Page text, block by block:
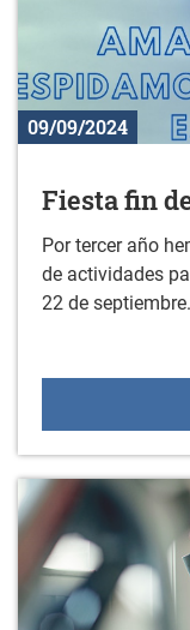
09/09/2024
Fiesta fin
Por tercer año
de actividades
22 de